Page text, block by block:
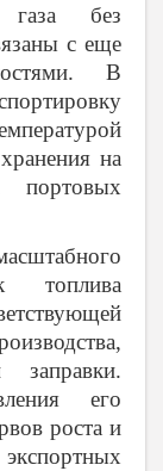
газа без
с еще
В
на
портовых
топлива
заправки.
его
роста и